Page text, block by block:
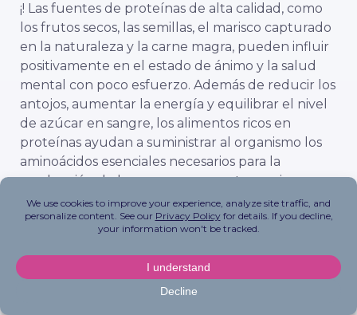
¡! Las fuentes de proteínas de alta calidad, como
los frutos secos, las semillas, el marisco capturado
en la naturaleza y la carne magra, pueden influir
positivamente en el estado de ánimo y la salud
mental con poco esfuerzo. Además de reducir los
antojos, aumentar la energía y equilibrar el nivel
de azúcar en sangre, los alimentos ricos en
proteínas ayudan a suministrar al organismo los
aminoácidos esenciales necesarios para la
producción de hormonas y neurotransmisores
que mejoran el estado de ánimo.
la producción de neurotransmisores
#2 Añadir grasas saludables